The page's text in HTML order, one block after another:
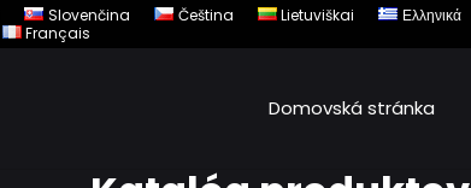
Slovenčina Čeština Lietuviškai Ελληνικά
Français
Domovská stránka